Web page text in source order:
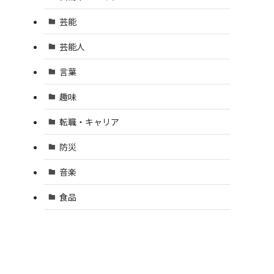
芸能
芸能人
言葉
趣味
転職・キャリア
防災
音楽
食品